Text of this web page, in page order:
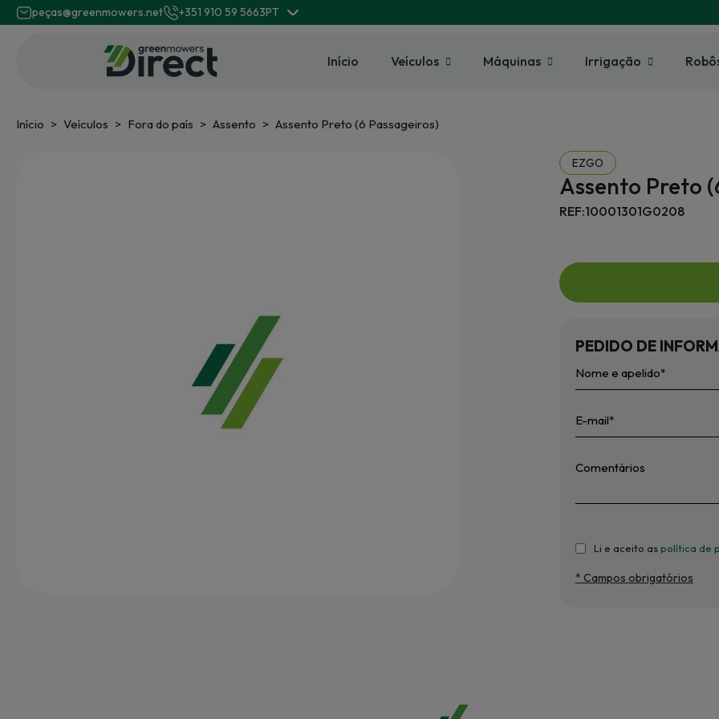
peças@greenmowers.net +351 910 59 5663PT
Início Veículos Máquinas Irrigação
Início Veículos Fora do país Assento Assento Preto (6 Passageiros)
EZGO
Assento Preto
REF:10001301G0208
PEDIDO DE
Li e aceito aspolítica de
* Campos obrigatórios